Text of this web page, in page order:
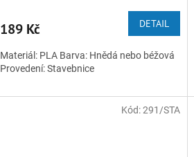
189 Kč DETAIL
Materiál: PLA Barva: Hnědá nebo béžová
Provedení: Stavebnice
Kód:291/STA